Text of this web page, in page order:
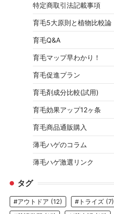
特定商取引法記載事項
育毛5大原則と植物比較論
育毛Q&A
育毛マップ早わかり！
育毛促進プラン
育毛剤成分比較(試用)
育毛効果アップ12ヶ条
育毛商品通販購入
薄毛ハゲのコラム
薄毛ハゲ激選リンク
タグ
#アウトドア (12) #トライズ (7)